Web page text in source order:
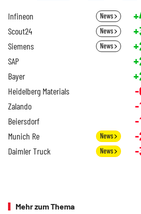
Infineon News
Scout24 News
Siemens News
SAP
Bayer
Heidelberg Materials -
Zalando -
Beiersdorf -
Munich Re News
Daimler Truck News -
Mehr zum Thema